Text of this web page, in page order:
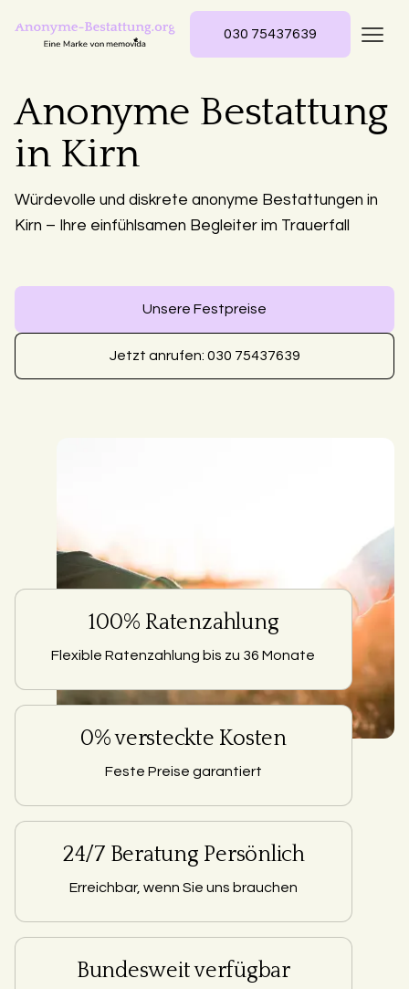
030 75437639
Anonyme Bestattung
in Kirn
Würdevolle und diskrete anonyme Bestattungen in
Kirn – Ihre einfühlsamen Begleiter im Trauerfall
Unsere Festpreise
Jetzt anrufen: 030 75437639
100% Ratenzahlung
Flexible Ratenzahlung bis zu 36 Monate
0% versteckte Kosten
Feste Preise garantiert
24/7 Beratung Persönlich
Erreichbar, wenn Sie uns brauchen
Bundesweit verfügbar